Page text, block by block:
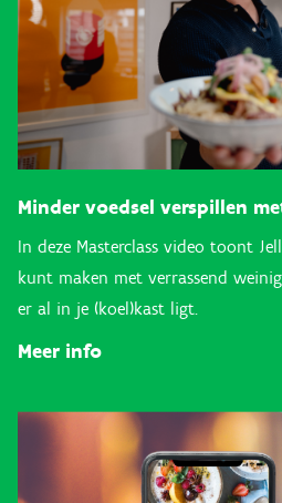
Minder voedsel verspillen
In deze Masterclass video toont
kunt maken met verrassend
er al in je (koel)kast ligt.
Meer info